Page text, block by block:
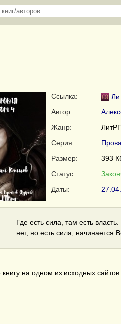
Ссылка:
Автор:
Жанр:
Серия:
Размер:
393
Статус:
Даты:
Где есть сила, там есть
нет, но есть сила, начинается
книгу на одном из исходных